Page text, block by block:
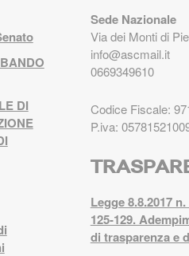
DI
Sede Nazionale
Via dei Monti di
info@ascmail.it
0669349610
Codice Fiscale:
P.iva:
Legge 8.8.2017
125-129.
di trasparenza e